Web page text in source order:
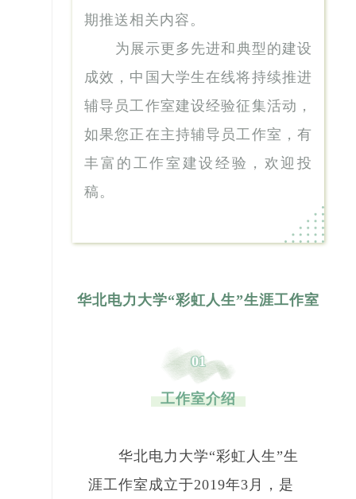
期推送相关内容。
为展示更多先进和典型的建设
成效，中国大学生在线将持续推进
辅导员工作室建设经验征集活动，
如果您正在主持辅导员工作室，有
丰富的工作室建设经验，欢迎投
稿 。
华北电力大学“彩虹人生”生涯工作室
01
工作室介绍
华北电力大学“彩虹人生”生
涯工作室成立于2019年3月，是